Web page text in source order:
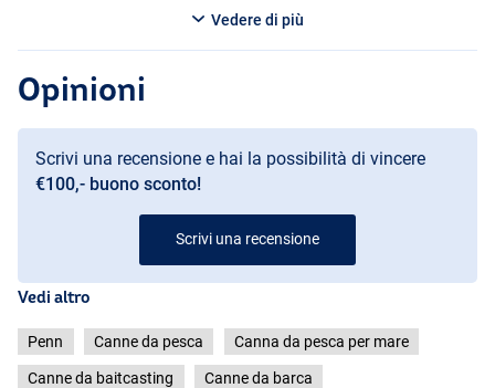
Vedere di più
Opinioni
Scrivi una recensione e hai la possibilità di vincere
€100,- buono sconto!
Scrivi una recensione
Vedi altro
Penn Canne da pesca Canna da pesca per mare
Canne da baitcasting Canne da barca